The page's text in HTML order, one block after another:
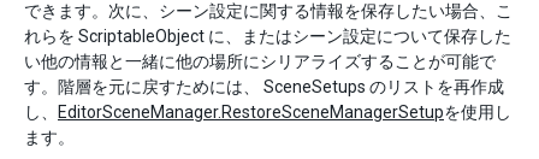
できます。次に、シーン設定に関する情報を保存したい場合、こ
れらを ScriptableObject に、またはシーン設定について保存した
い他の情報と一緒に他の場所にシリアライズすることが可能で
す。階層を元に戻すためには、 SceneSetups のリストを再作成
し、
EditorSceneManager.RestoreSceneManagerSetupを使用し
ます。